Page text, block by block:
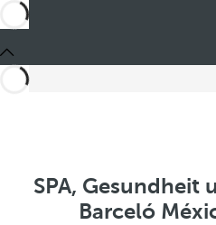
SPA, Gesundheit
Barceló